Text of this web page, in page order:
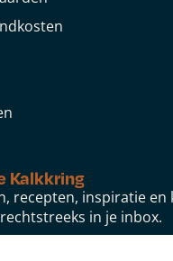
Kalkkring
recepten, inspiratie en
in je inbox.